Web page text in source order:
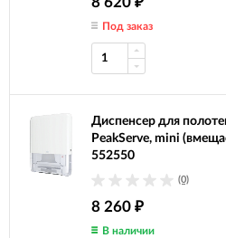
Под заказ
Диспенсер для
PeakServe, mini
552550
(0)
8 260 ₽
В наличии